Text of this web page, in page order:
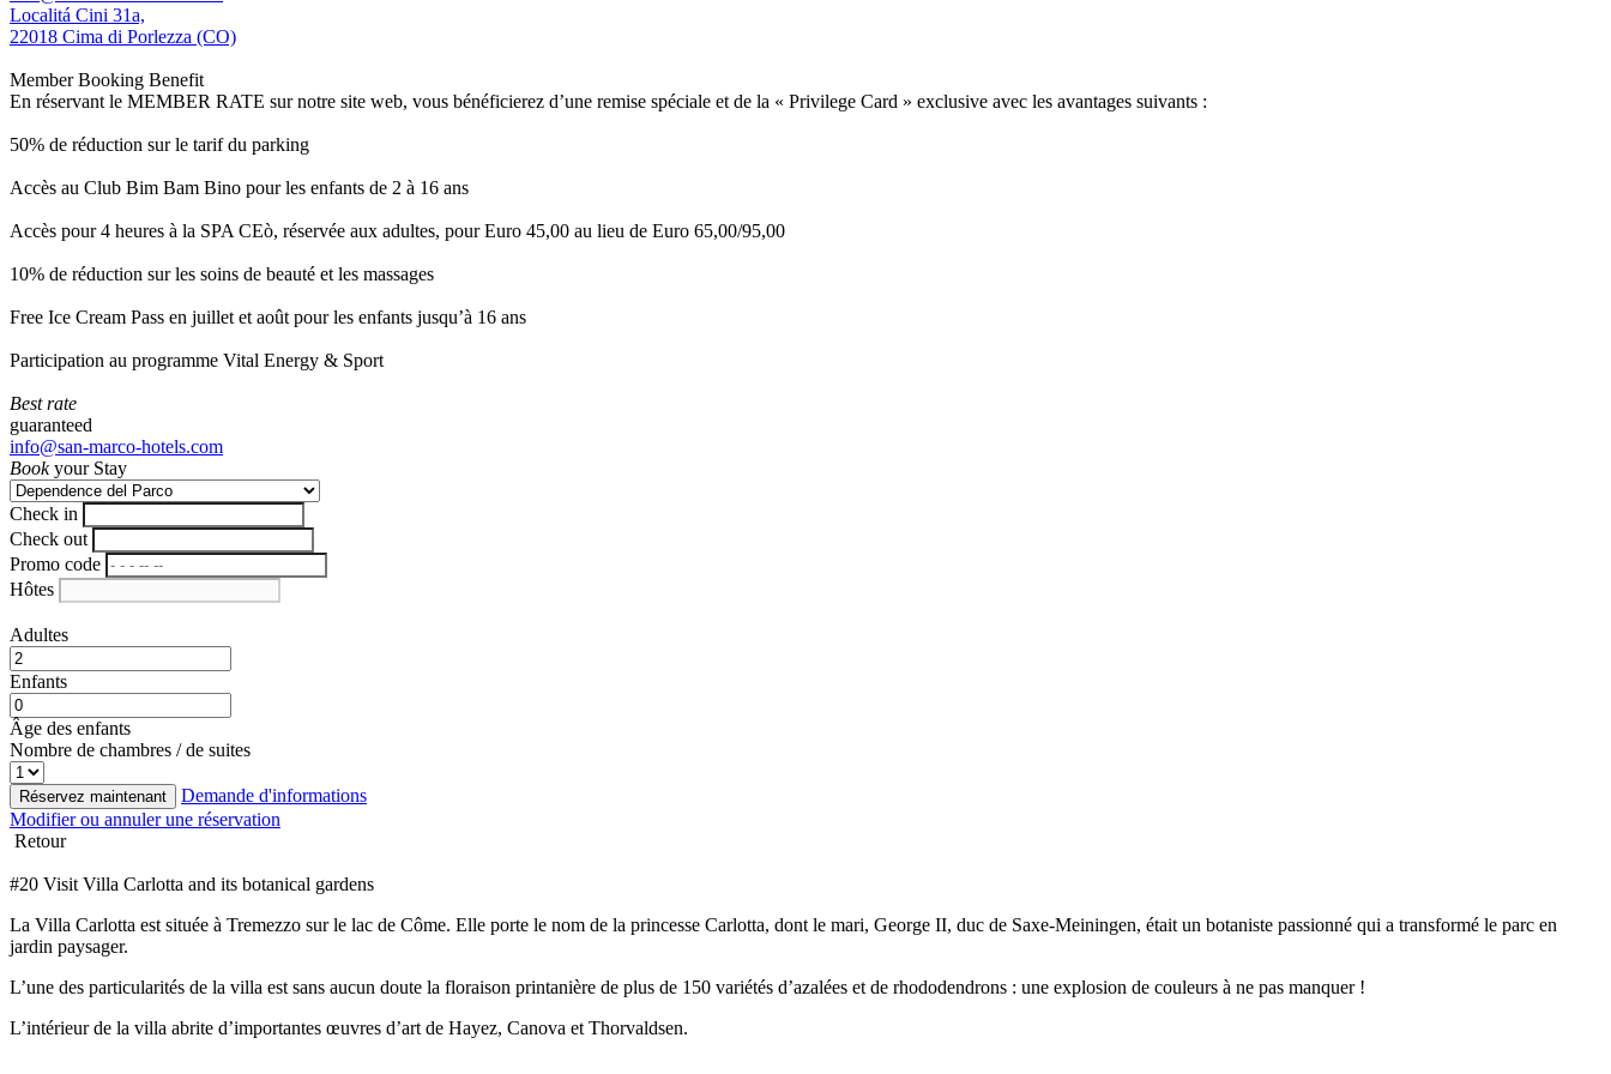
Localitá Cini 31a,
22018 Cima di Porlezza (CO)
Member Booking Benefit
En réservant le MEMBER RATE sur notre site web, vous bénéficierez d’une remise spéciale et de la « Privilege Card » exclusive avec les avantages suivants :
50% de réduction sur le tarif du parking
Accès au Club Bim Bam Bino pour les enfants de 2 à 16 ans
Accès pour 4 heures à la SPA CEò, réservée aux adultes, pour Euro 45,00 au lieu de Euro 65,00/95,00
10% de réduction sur les soins de beauté et les massages
Free Ice Cream Pass en juillet et août pour les enfants jusqu’à 16 ans
Participation au programme Vital Energy & Sport
Best rate
guaranteed
info@san-marco-hotels.com
Bookyour Stay
Check in
Check out
Promo code
Hôtes
Adultes
Enfants
Âge des enfants
Nombre de chambres / de suites
Réservez maintenant
Demande d'informations
Modifier ou annuler une réservation
Retour
#20 Visit Villa Carlotta and its botanical gardens
La Villa Carlotta est située à Tremezzo sur le lac de Côme. Elle porte le nom de la princesse Carlotta, dont le mari, George II, duc de Saxe-Meiningen, était un botaniste passionné qui a transformé le parc en
jardin paysager.
L’une des particularités de la villa est sans aucun doute la floraison printanière de plus de 150 variétés d’azalées et de rhododendrons : une explosion de couleurs à ne pas manquer !
L’intérieur de la villa abrite d’importantes œuvres d’art de Hayez, Canova et Thorvaldsen.